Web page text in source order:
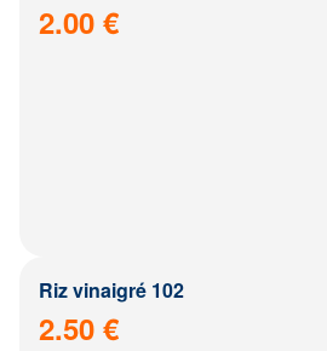
2.00 €
Riz vinaigré 102
2.50 €